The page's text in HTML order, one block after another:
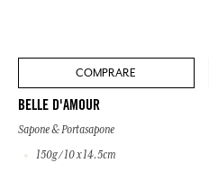
COMPRARE
BELLE D'AMOUR
Sapone & Portasapone
150g / 10 x 14.5cm